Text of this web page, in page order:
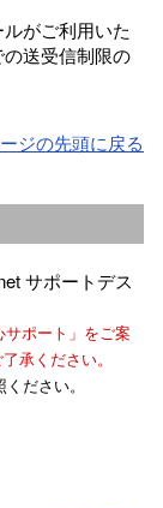
がご利用いた
送受信制限の
ジの先頭に戻る
サポートデス
ポート」をご案
承ください。
ださい。